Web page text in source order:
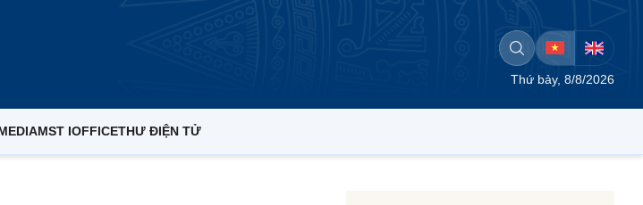
Thứ bảy, 8/8/2026
MST IOFFICETHƯ ĐIỆN TỬ